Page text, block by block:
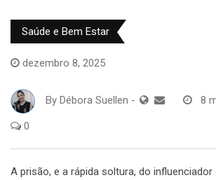
Saúde e Bem Estar
dezembro 8, 2025
By Débora Suellen - 8
0
A prisão, e a rápida soltura, do